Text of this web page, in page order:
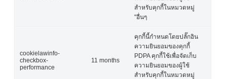
สำหรับคุกกี้ในหมวดหมู่
"อื่นๆ
cookielawinfo-
checkbox-
performance
11 months
คุกกี้นี้กำหนดโดยปลั๊กอิน
ความยินยอมของคุกกี้
PDPA คุกกี้ใช้เพื่อจัดเก็บ
ความยินยอมของผู้ใช้
สำหรับคุกกี้ในหมวดหมู่